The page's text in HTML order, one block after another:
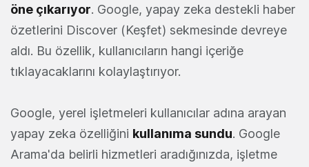
öne çıkarıyor. Google, yapay zeka destekli haber
özetlerini Discover (Keşfet) sekmesinde devreye
aldı. Bu özellik, kullanıcıların hangi içeriğe
tıklayacaklarını kolaylaştırıyor.
Google, yerel işletmeleri kullanıcılar adına arayan
yapay zeka özelliğini kullanıma sundu. Google
Arama'da belirli hizmetleri aradığınızda, işletme